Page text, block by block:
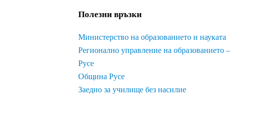
Полезни връзки
Министерство на образованието и науката
Регионално управление на образованието –
Русе
Община Русе
Заедно за училище без насилие